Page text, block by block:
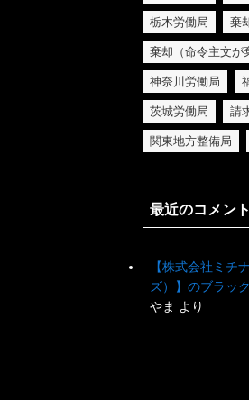
栃木労働局 棄
棄却（命令主文が
神奈川労働局
茨城労働局 請
関東地方整備局
最近のコメント
【株式会社ミチ
ズ）】のブラッ
やま より